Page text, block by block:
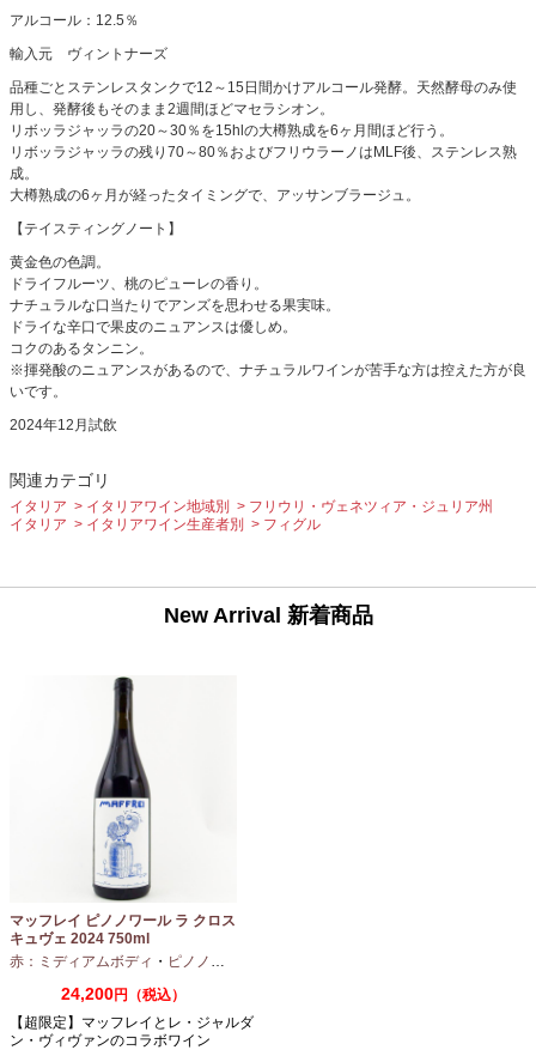
アルコール：12.5％
輸入元 ヴィントナーズ
品種ごとステンレスタンクで12～15日間かけアルコール発酵。天然酵母のみ使
用し、発酵後もそのまま2週間ほどマセラシオン。
リボッラジャッラの20～30％を15hlの大樽熟成を6ヶ月間ほど行う。
リボッラジャッラの残り70～80％およびフリウラーノはMLF後、ステンレス熟
成。
大樽熟成の6ヶ月が経ったタイミングで、アッサンブラージュ。
【テイスティングノート】
黄金色の色調。
ドライフルーツ、桃のピューレの香り。
ナチュラルな口当たりでアンズを思わせる果実味。
ドライな辛口で果皮のニュアンスは優しめ。
コクのあるタンニン。
※揮発酸のニュアンスがあるので、ナチュラルワインが苦手な方は控えた方が良
いです。
2024年12月試飲
関連カテゴリ
イタリア イタリアワイン地域別
フリウリ・ヴェネツィア・ジュリア州
イタリア
イタリアワイン生産者別 フィグル
New Arrival 新着商品
マッフレイ ピノノワール ラ クロス
キュヴェ 2024 750ml
赤：ミディアムボディ ・ ピノノワール
24,200円（税込）
【超限定】マッフレイとレ・ジャルダ
ン・ヴィヴァンのコラボワイン